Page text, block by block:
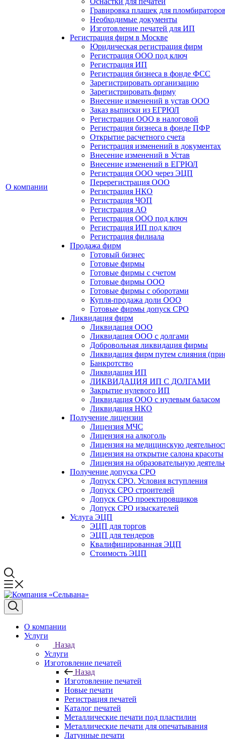
О компании
Гравировка плашек для пломбираторов
Необходимые документы
Изготовление печатей для ИП
Регистрация фирм в Москве
Юридическая регистрация фирм
Регистрация ООО под ключ
Регистрация ИП
Регистрация бизнеса в фонде ФСС
Зарегистрировать организацию
Зарегистрировать фирму
Внесение изменений в устав ООО
Заказ выписки из ЕГРЮЛ
Регистрации ООО в налоговой
Регистрация бизнеса в фонде ПФР
Открытие расчетного счета
Регистрация изменений в документах
Внесение изменений в Устав
Внесение изменений в ЕГРЮЛ
Регистрация ООО через ЭЦП
Перерегистрация ООО
Регистрация НКО
Регистрация ЧОП
Регистрация АО
Регистрация ООО под ключ
Регистрация ИП под ключ
Регистрация филиала
Продажа фирм
Готовый бизнес
Готовые фирмы
Готовые фирмы с счетом
Готовые фирмы OOO
Готовые фирмы с оборотами
Купля-продажа доли ООО
Готовые фирмы допуск СРО
Ликвидация фирм
Ликвидация ООО
Ликвидация ООО с долгами
Добровольная ликвидация фирмы
Ликвидация фирм путем слияния
Банкротство
Ликвидация ИП
ЛИКВИДАЦИЯ ИП С ДОЛГАМИ
Закрытие нулевого ИП
Ликвидация ООО с нулевым баласом
Ликвидация НКО
Получение лицензии
Лицензия МЧС
Лицензия на алкоголь
Лицензия на медицинскую
Лицензия на открытие салона красоты
Лицензия на образовательную
Получение допуска СРО
Допуск СРО. Условия вступления
Допуск СРО строителей
Допуск СРО проектировщиков
Допуск СРО изыскателей
Услуга ЭЦП
ЭЦП для торгов
ЭЦП для тендеров
Квалифицированная ЭЦП
Стоимость ЭЦП
О компании
Услуги
Назад
Услуги
Изготовление печатей
Назад
Изготовление печатей
Новые печати
Регистрация печатей
Каталог печатей
Металлические печати под пластилин
Металлические печати для опечатывания
Латунные печати